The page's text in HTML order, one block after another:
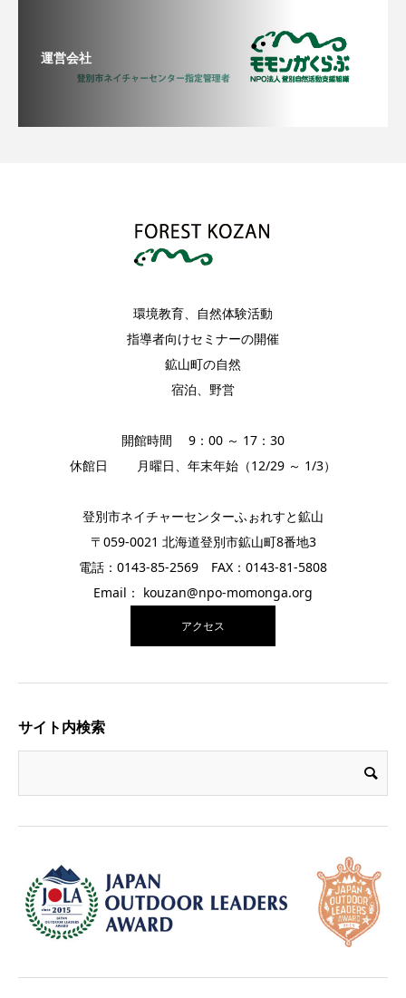
運営会社
環境教育、自然体験活動
指導者向けセミナーの開催
鉱山町の自然
宿泊、野営
開館時間 9：00 ～ 17：30
休館日 月曜日、年末年始（12/29 ～ 1/3）
登別市ネイチャーセンターふぉれすと鉱山
〒059-0021 北海道登別市鉱山町8番地3
電話：0143-85-2569 FAX：0143-81-5808
Email： kouzan@npo-momonga.org
アクセス
サイト内検索